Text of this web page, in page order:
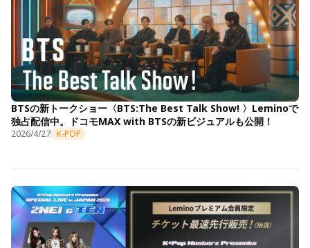
BTSの新トークショー〈BTS:The Best Talk Show! 〉Leminoで
独占配信中。ドコモMAX with BTSの新ビジュアルも公開！
2026/4/27 K-POP